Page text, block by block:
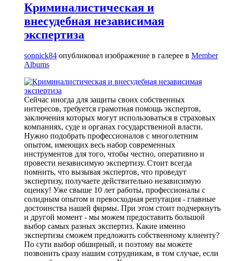
Криминалистическая и
внесудебная независимая
экспертиза
sonnick84 опубликовал изображение в галерее в Member
Albums
Сейчас иногда для защиты своих собственных
интересов, требуется грамотная помощь экспертов,
заключения которых могут использоваться в страховых
компаниях, суде и органах государственной власти.
Нужно подобрать профессионалов с многолетним
опытом, имеющих весь набор современных
инструментов для того, чтобы честно, оперативно и
провести независимую экспертизу. Стоит всегда
помнить, что вызывая экспертов, что проведут
экспертизу, получаете действительно независимую
оценку! Уже свыше 10 лет работы, профессионалы с
солидным опытом и превосходная репутация - главные
достоинства нашей фирмы. При этом стоит подчеркнуть
и другой момент - мы можем предоставить большой
выбор самых разных экспертиз. Какие именно
экспертизы сможем предложить собственному клиенту?
По сути выбор обширный, и поэтому вы можете
позвонить сразу нашим сотрудникам, в том случае, если